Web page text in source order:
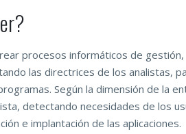
procesos informáticos de gestión,
las directrices de los analistas,
Según la dimensión de la
detectando necesidades de los
e implantación de las aplicaciones.